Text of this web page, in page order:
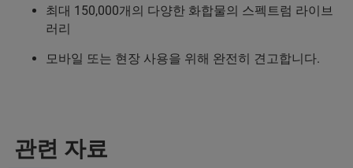
최대 150,000개의 다양한 화합물의 스펙트럼 라이브
러리
모바일 또는 현장 사용을 위해 완전히 견고합니다.
관련 자료